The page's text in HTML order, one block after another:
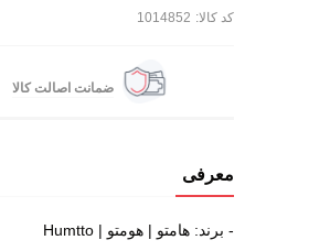
کد کالا: 1014852
ضمانت اصالت کالا
معرفی
- برند: هامتو | هومتو | Humtto